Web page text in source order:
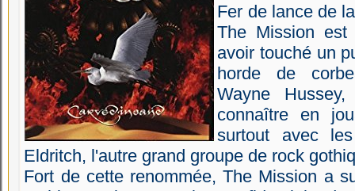
Fer de lance de
The Mission
avoir touché un
horde de
Wayne
connaître en
surtout avec
Eldritch, l'autre grand groupe de rock
Fort de cette renommée, The Mission a